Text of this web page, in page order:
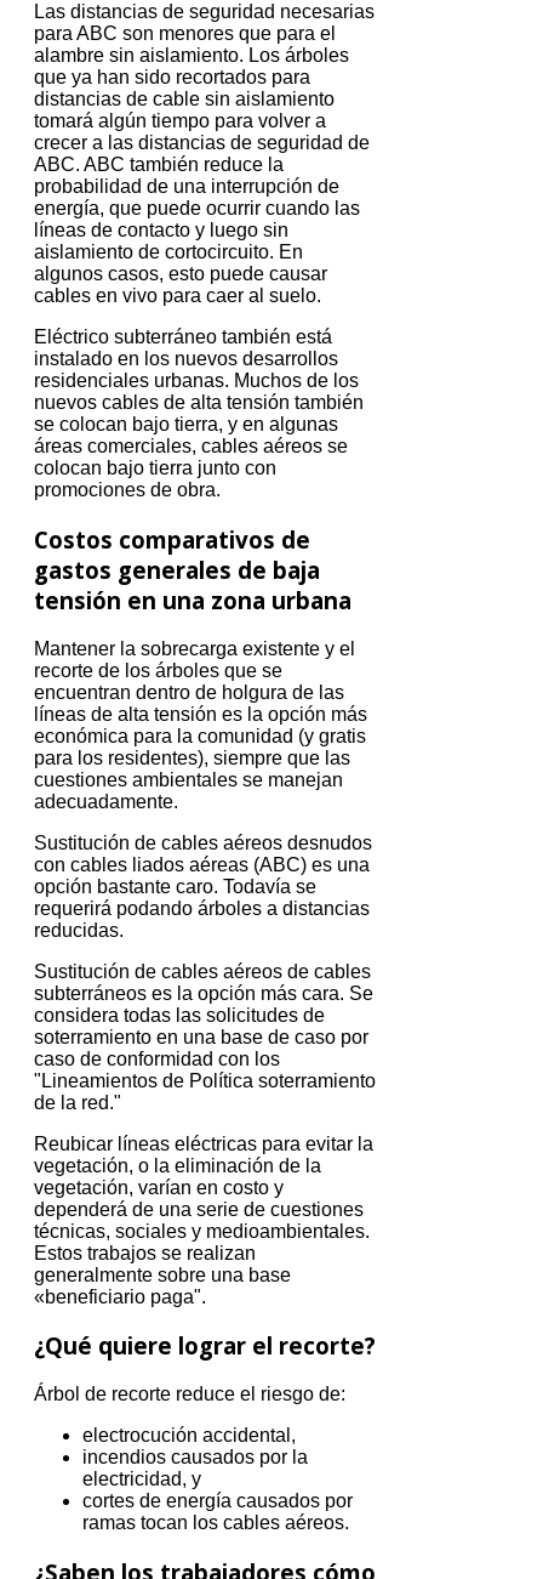
Las distancias de seguridad necesarias
para ABC son menores que para el
alambre sin aislamiento. Los árboles
que ya han sido recortados para
distancias de cable sin aislamiento
tomará algún tiempo para volver a
crecer a las distancias de seguridad de
ABC. ABC también reduce la
probabilidad de una interrupción de
energía, que puede ocurrir cuando las
líneas de contacto y luego sin
aislamiento de cortocircuito. En
algunos casos, esto puede causar
cables en vivo para caer al suelo.
Eléctrico subterráneo también está
instalado en los nuevos desarrollos
residenciales urbanas. Muchos de los
nuevos cables de alta tensión también
se colocan bajo tierra, y en algunas
áreas comerciales, cables aéreos se
colocan bajo tierra junto con
promociones de obra.
Costos comparativos de
gastos generales de baja
tensión en una zona urbana
Mantener la sobrecarga existente y el
recorte de los árboles que se
encuentran dentro de holgura de las
líneas de alta tensión es la opción más
económica para la comunidad (y gratis
para los residentes), siempre que las
cuestiones ambientales se manejan
adecuadamente.
Sustitución de cables aéreos desnudos
con cables liados aéreas (ABC) es una
opción bastante caro. Todavía se
requerirá podando árboles a distancias
reducidas.
Sustitución de cables aéreos de cables
subterráneos es la opción más cara. Se
considera todas las solicitudes de
soterramiento en una base de caso por
caso de conformidad con los
"Lineamientos de Política soterramiento
de la red."
Reubicar líneas eléctricas para evitar la
vegetación, o la eliminación de la
vegetación, varían en costo y
dependerá de una serie de cuestiones
técnicas, sociales y medioambientales.
Estos trabajos se realizan
generalmente sobre una base
«beneficiario paga".
¿Qué quiere lograr el recorte?
Árbol de recorte reduce el riesgo de:
electrocución accidental,
incendios causados ​​por la
electricidad, y
cortes de energía causados ​​por
ramas tocan los cables aéreos.
¿Saben los trabajadores cómo